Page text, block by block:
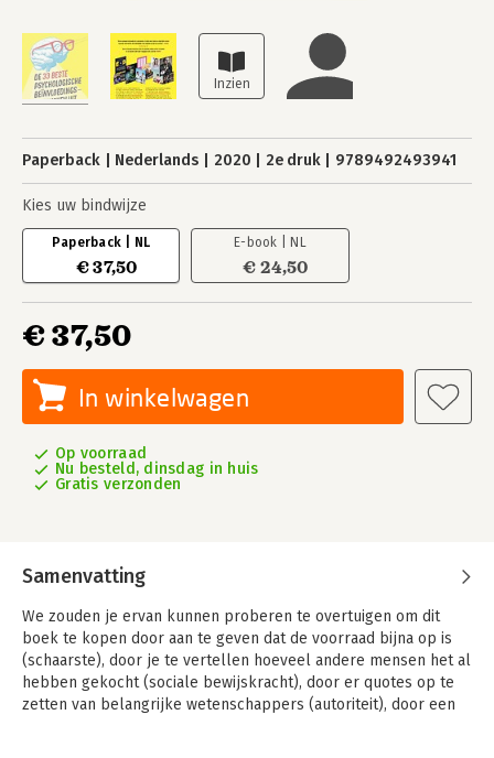
Paperback Nederlands 2020 2e druk 9789492493941
Kies uw bindwijze
Paperback | NL
€ 37,50
E-book | NL
€ 24,50
€ 37,50
In winkelwagen
Op voorraad
Nu besteld, dinsdag in huis
Gratis verzonden
Samenvatting
We zouden je ervan kunnen proberen te overtuigen om dit
boek te kopen door aan te geven dat de voorraad bijna op is
(schaarste), door je te vertellen hoeveel andere mensen het al
hebben gekocht (sociale bewijskracht), door er quotes op te
zetten van belangrijke wetenschappers (autoriteit), door een